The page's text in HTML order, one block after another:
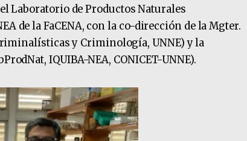
Laboratorio de Productos Naturales
de la FaCENA, con la co-dirección de la Mgter.
y Criminología, UNNE) y la
IQUIBA-NEA, CONICET-UNNE).